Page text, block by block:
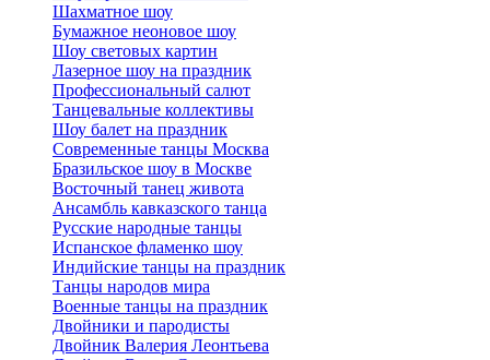
Шахматное шоу
Бумажное неоновое шоу
Шоу световых картин
Лазерное шоу на праздник
Профессиональный салют
Танцевальные коллективы
Шоу балет на праздник
Современные танцы Москва
Бразильское шоу в Москве
Восточный танец живота
Ансамбль кавказского танца
Русские народные танцы
Испанское фламенко шоу
Индийские танцы на праздник
Танцы народов мира
Военные танцы на праздник
Двойники и пародисты
Двойник Валерия Леонтьева